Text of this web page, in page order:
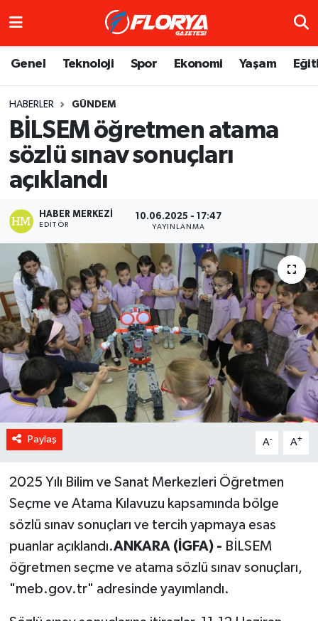
Genel Teknoloji Spor Ekonomi Yaşam
HABERLER GÜNDEM
BİLSEM öğretmen atama
sözlü sınav sonuçları
açıklandı
HABER MERKEZI
EDITÖR
10.06.2025 - 17:47
YAYINLANMA
Paylaş A- A+
2025 Yılı Bilim ve Sanat Merkezleri Öğretmen
Seçme ve Atama Kılavuzu kapsamında bölge
sözlü sınav sonuçları ve tercih yapmaya esas
puanlar açıklandı.ANKARA (İGFA) - BİLSEM
öğretmen seçme ve atama sözlü sınav sonuçları,
"meb.gov.tr" adresinde yayımlandı.
Trafik Durumu
Süper Lig Puan Durumu ve Fikstür
Tüm Manşetler